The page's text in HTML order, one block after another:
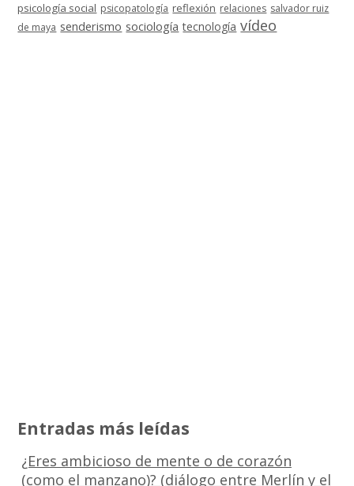
psicología social psicopatología reflexión relaciones salvador ruiz
de maya senderismo sociología tecnología vídeo
Entradas más leídas
¿Eres ambicioso de mente o de corazón
(como el manzano)? (diálogo entre Merlín y el